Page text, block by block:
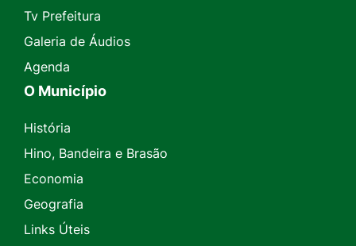
Tv Prefeitura
Galeria de Áudios
Agenda
O Município
História
Hino, Bandeira e Brasão
Economia
Geografia
Links Úteis